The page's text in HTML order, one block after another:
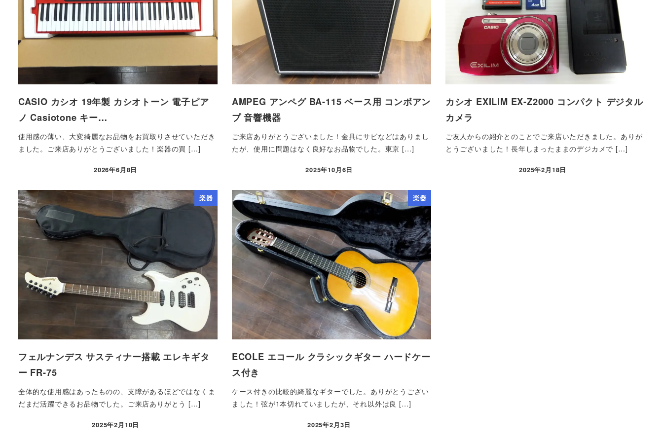
CASIO カシオ 19年製 カシオトーン 電子ピア
ノ Casiotone キー…
使用感の薄い、大変綺麗なお品物をお買取りさせていただき
ました。ご来店ありがとうございました！楽器の買 […]
2026年6月8日
AMPEG アンペグ BA-115 ベース用 コンボアン
プ 音響機器
ご来店ありがとうございました！金具にサビなどはありまし
たが、使用に問題はなく良好なお品物でした。東京 […]
2025年10月6日
カシオ EXILIM EX-Z2000 コンパクト デジタル
カメラ
ご友人からの紹介とのことでご来店いただきました。ありが
とうございました！長年しまったままのデジカメで […]
2025年2月18日
楽器
フェルナンデス サスティナー搭載 エレキギタ
ー FR-75
全体的な使用感はあったものの、支障があるほどではなくま
だまだ活躍できるお品物でした。ご来店ありがとう […]
2025年2月10日
楽器
ECOLE エコール クラシックギター ハードケー
ス付き
ケース付きの比較的綺麗なギターでした。ありがとうござい
ました！弦が1本切れていましたが、それ以外は良 […]
2025年2月3日